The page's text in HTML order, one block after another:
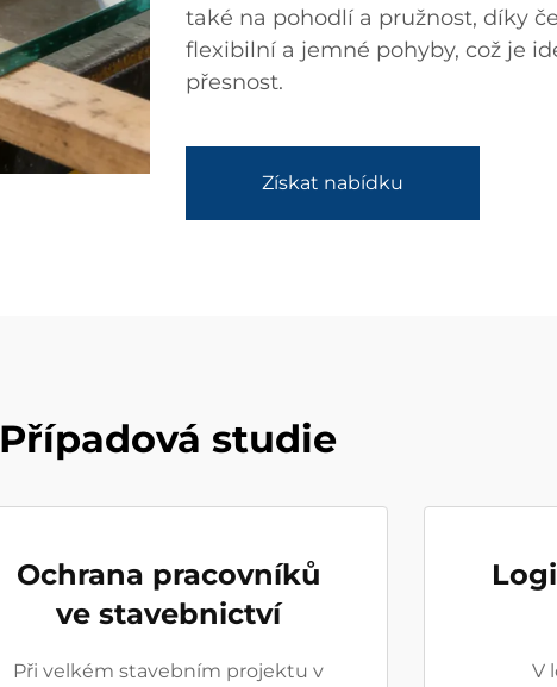
také na pohodlí a pružnost, díky
flexibilní a jemné pohyby, což je
přesnost.
Získat nabídku
Případová studie
Ochrana pracovníků
ve stavebnictví
Při velkém stavebním projektu v
V